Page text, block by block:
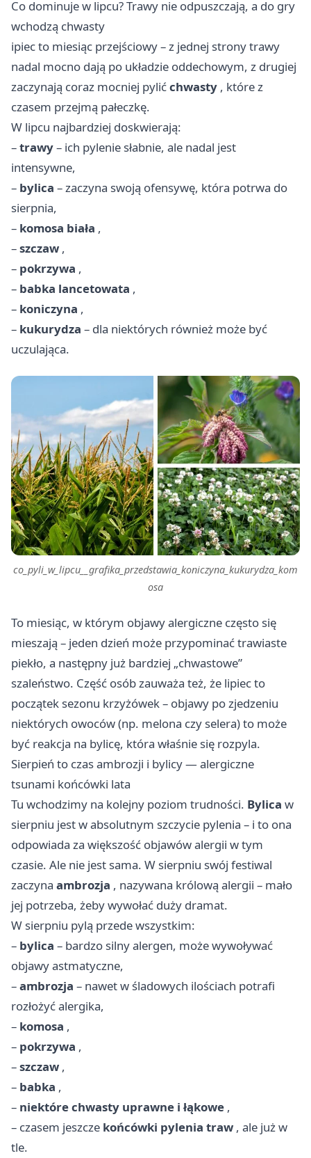
Co dominuje w lipcu? Trawy nie odpuszczają, a do gry
wchodzą chwasty
ipiec to miesiąc przejściowy – z jednej strony trawy
nadal mocno dają po układzie oddechowym, z drugiej
zaczynają coraz mocniej pylićchwasty , które z
czasem przejmą pałeczkę.
W lipcu najbardziej doskwierają:
–trawy– ich pylenie słabnie, ale nadal jest
intensywne,
– bylica – zaczyna swoją ofensywę, która potrwa do
sierpnia,
– komosa biała ,
–szczaw ,
– pokrzywa ,
– babka lancetowata ,
– koniczyna ,
– kukurydza – dla niektórych również może być
uczulająca.
co_pyli_w_lipcu__grafika_przedstawia_koniczyna_kukurydza_kom
osa
To miesiąc, w którym objawy alergiczne często się
mieszają – jeden dzień może przypominać trawiaste
piekło, a następny już bardziej „chwastowe”
szaleństwo. Część osób zauważa też, że lipiec to
początek sezonu krzyżówek – objawy po zjedzeniu
niektórych owoców (np. melona czy selera) to może
być reakcja na bylicę, która właśnie się rozpyla.
Sierpień to czas ambrozji i bylicy — alergiczne
tsunami końcówki lata
Tu wchodzimy na kolejny poziom trudności. Bylica w
sierpniu jest w absolutnym szczycie pylenia – i to ona
odpowiada za większość objawów alergii w tym
czasie. Ale nie jest sama. W sierpniu swój festiwal
zaczyna ambrozja , nazywana królową alergii – mało
jej potrzeba, żeby wywołać duży dramat.
W sierpniu pylą przede wszystkim:
– bylica – bardzo silny alergen, może wywoływać
objawy astmatyczne,
–ambrozja – nawet w śladowych ilościach potrafi
rozłożyć alergika,
– komosa ,
– pokrzywa ,
–szczaw ,
– babka ,
– niektóre chwasty uprawne i łąkowe ,
– czasem jeszcze końcówki pylenia traw , ale już w
tle.